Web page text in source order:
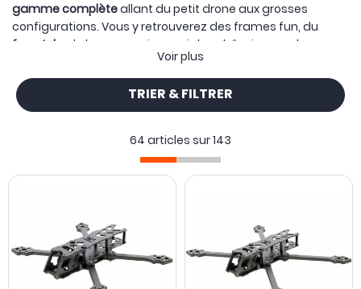
gamme complèteallant du petit drone aux grosses
configurations. Vous y retrouverez des frames fun, du
freestyle
, de la
mais aussi des châssis pour du
. Afin de sélectionner votre châssis, vous
devez pensez à votre conception et auxcomposantsque
vous y associerez.
emblématiques. Ainsi, vous aurez le choix parmi les
Flywoo,Diatone,
Team Black Sheep, etc ...
Voir plus
TRIER & FILTRER
64 articles sur143